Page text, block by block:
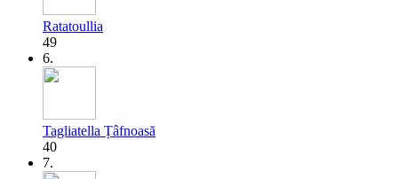
Ratatoullia
49
6.
Tagliatella Țâfnoasă
40
7.